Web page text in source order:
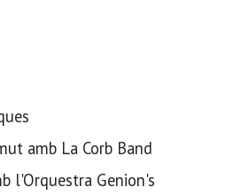
amb La Corb Band
l'Orquestra Genion's